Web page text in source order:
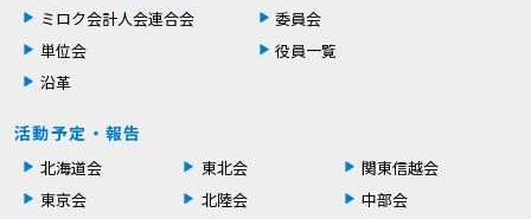
ミロク会計人会連合会
委員会
単位会
役員一覧
沿革
活動予定・報告
北海道会 東北会
関東信越会
東京会
北陸会
中部会